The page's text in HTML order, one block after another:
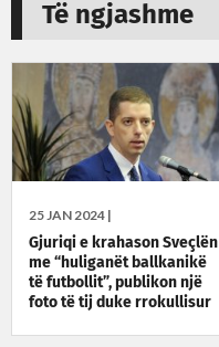
Të ngjashme
25 JAN 2024 |
Gjuriqi e krahason Sveçlën
me “huliganët ballkanikë
të futbollit”, publikon një
foto të tij duke rrokullisur